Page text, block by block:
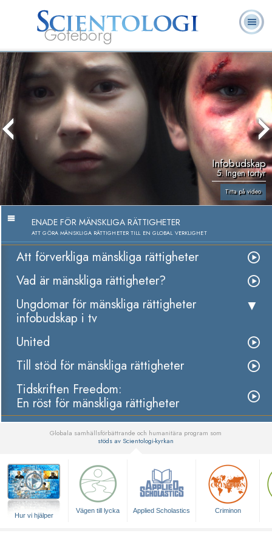
Göteborg
L. Ron
Hubbard
Vad är
Scientologi?
Frivilligpastorer
Ofta ställda
frågor
Infobudskap
5. Ingen tortyr
Titta på video
ENADE FÖR MÄNSKLIGA RÄTTIGHETER
ATT GÖRA MÄNSKLIGA RÄTTIGHETER TILL EN GLOBAL VERKLIGHET
Att förverkliga mänskliga rättigheter
Vad är mänskliga rättigheter?
Ungdomar för mänskliga rättigheter
infobudskap i tv
United
Till stöd för mänskliga rättigheter
Tidskriften Freedom:
En röst för mänskliga rättigheter
Globala samhällsförbättrande och humanitära program som
stöds av Scientologi-kyrkan
Hur vi hjälper
Vägen till lycka Applied Scholastics Criminon